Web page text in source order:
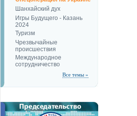
Шанхайский дух
Игры Будущего - Казань
2024
Туризм
Чрезвычайные
происшествия
Международное
сотрудничество
Все темы »